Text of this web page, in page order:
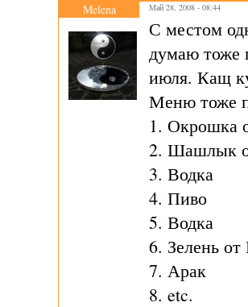
Melena Май 28, 2008 - 08:44
С местом
думаю тоже
июля. Кащ
Меню тоже
1. Окрошка
2. Шашлык
3. Водка
4. Пиво
5. Водка
6. Зелень
7. Арак
8. etc.